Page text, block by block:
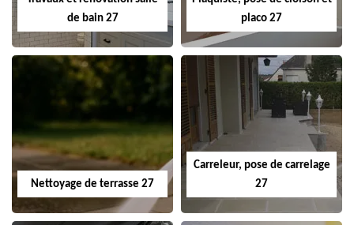
de bain 27
placo 27
Nettoyage de terrasse 27
Carreleur, pose de carrelage
27